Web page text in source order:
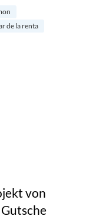
de la renta
von